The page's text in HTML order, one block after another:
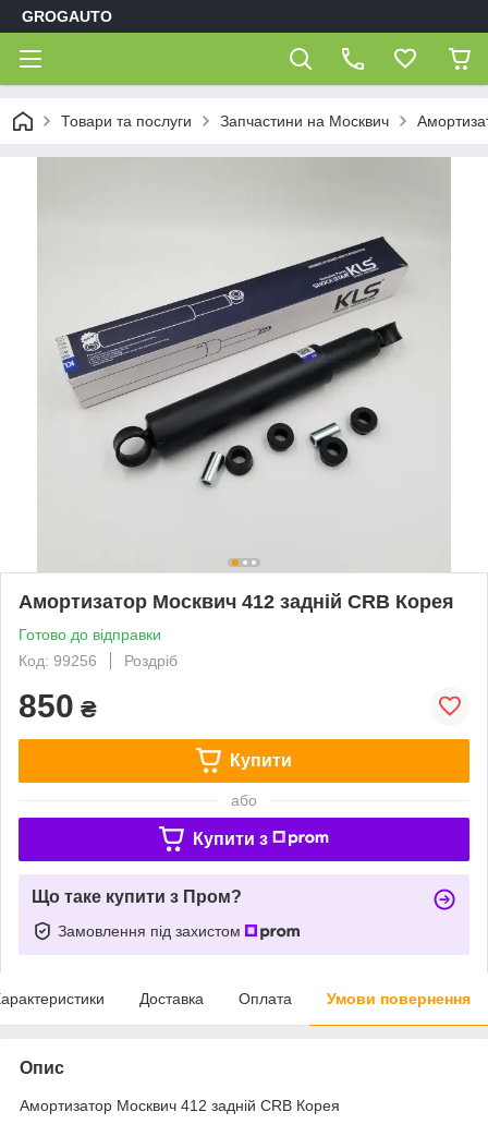
GROGAUTO
Товари та послуги Запчастини на Москвич
Амортизатор Москвич 412 задній CRB Корея
Готово до відправки
Код: 99256
Роздріб
850 ₴
Купити
або
Купити з
Що таке купити з Пром?
Замовлення під захистом
Доставка Оплата Умови повернення
Опис
Амортизатор Москвич 412 задній CRB Корея